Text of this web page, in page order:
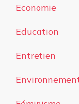
Economie
Education
Entretien